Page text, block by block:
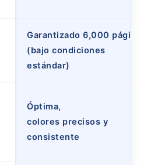
Garantizado 6,000 páginas
(bajo condiciones
estándar)
Óptima,
colores precisos y
consistente